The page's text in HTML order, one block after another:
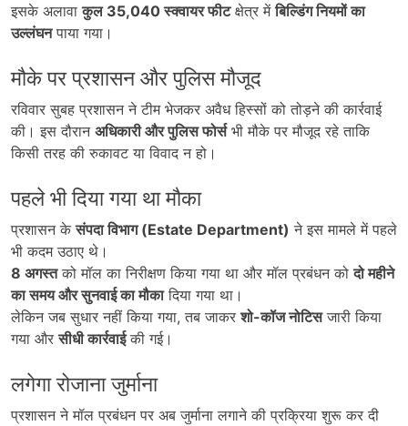
इसके अलावाकुल 35,040स्क्वायर फीटक्षेत्र मेंबिल्डिंग नियमों का
उल्लंघनपाया गया।
मौके पर प्रशासन और पुलिस मौजूद
रविवार सुबह प्रशासन ने टीम भेजकर अवैध हिस्सों को तोड़ने की कार्रवाई
की। इस दौरान अधिकारी और पुलिस फोर्सभी मौके पर मौजूद रहे ताकि
किसी तरह की रुकावट या विवाद न हो।
पहले भी दिया गया था मौका
प्रशासन केसंपदा विभाग (Estate Department) ने इस मामले में पहले
भी कदम उठाए थे।
8 अगस्तको मॉल का निरीक्षण किया गया था और मॉल प्रबंधन कोदो महीने
का समय और सुनवाई का मौकादिया गया था।
लेकिन जब सुधार नहीं किया गया, तब जाकरशो-कॉज नोटिसजारी किया
गया औरसीधी कार्रवाईकी गई।
लगेगा रोजाना जुर्माना
प्रशासन ने मॉल प्रबंधन पर अब जुर्माना लगाने की प्रक्रिया शुरू कर दी